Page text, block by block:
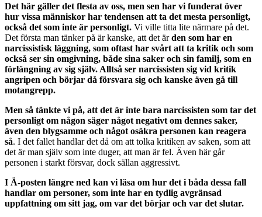
Det här gäller det flesta av oss, men sen har vi funderat över
hur vissa människor har tendensen att ta det mesta personligt,
också det som inte är personligt. Vi ville titta lite närmare på det.
Det första man tänker på är kanske, att det ärden som har en
narcissistisk läggning, som oftast har svårt att ta kritik och som
också ser sin omgivning, både sina saker och sin familj, som en
förlängning av sig själv. Alltså ser narcissisten sig vid kritik
angripen och börjar då försvara sig och kanske även gå till
motangrepp.
Men så tänkte vi på, att det är inte bara narcissisten som tar det
personligt om någon säger något negativt om dennes saker,
även den blygsamme och något osäkra personen kan reagera
så. I det fallet handlar det då om att tolka kritiken av saken, som att
det är man själv som inte duger, att man är fel. Även här går
personen i starkt försvar, dock sällan aggressivt.
I Ä-posten längre ned kan vi läsa om hur det i båda dessa fall
handlar om personer, som inte har en tydlig avgränsad
uppfattning om sitt jag, om var det börjar och var det slutar.